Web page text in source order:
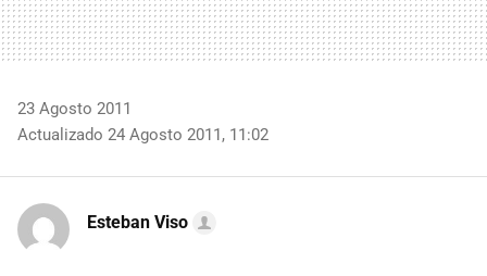
23 Agosto 2011
Actualizado 24 Agosto 2011, 11:02
Esteban Viso